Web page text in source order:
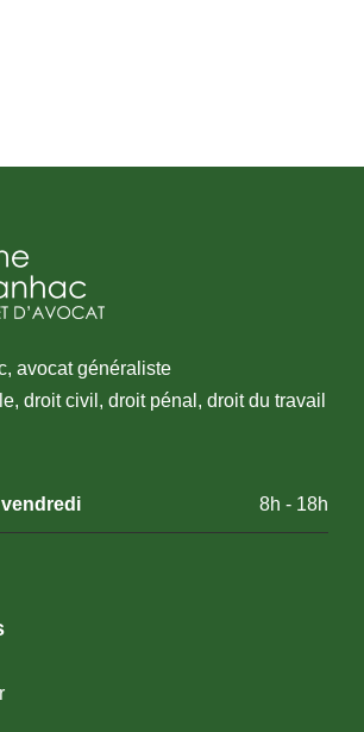
avocat généraliste
droit civil, droit pénal, droit du travail
8h - 18h